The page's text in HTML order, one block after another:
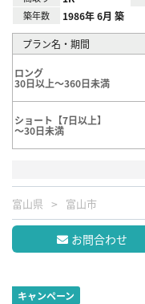
築年数 1986年 6月 築
プラン名・期間
ロング
30日以上～360日未満
ショート【7日以上】
～30日未満
富山県 富山市
お問合わせ
キャンペーン